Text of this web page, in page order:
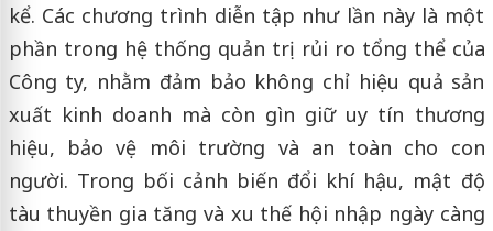
kể. Các chương trình diễn tập như lần này là một
phần trong hệ thống quản trị rủi ro tổng thể của
Công ty, nhằm đảm bảo không chỉ hiệu quả sản
xuất kinh doanh mà còn gìn giữ uy tín thương
hiệu, bảo vệ môi trường và an toàn cho con
người. Trong bối cảnh biến đổi khí hậu, mật độ
tàu thuyền gia tăng và xu thế hội nhập ngày càng